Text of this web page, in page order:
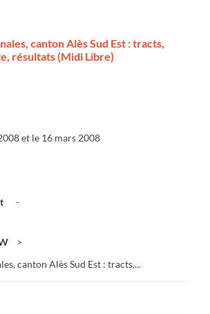
canton Alès Sud Est : tracts,
résultats (Midi Libre)
et le 16 mars 2008
-
canton Alès Sud Est : tracts,...